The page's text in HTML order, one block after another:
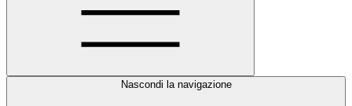
Nascondi la navigazione